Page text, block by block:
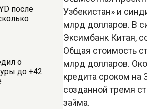
после
о
до +42
Узбекистан» и
млрд долларов. В
Эксимбанк Китая,
Общая стоимость
млрд долларов.
кредита сроком на
созданной тремя
займа.